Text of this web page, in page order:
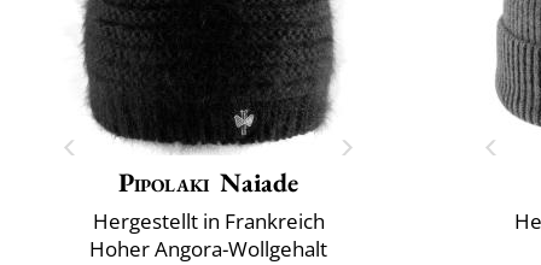
Pipolaki Naiade
Hergestellt in Frankreich
Hoher Angora-Wollgehalt